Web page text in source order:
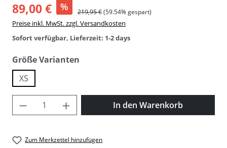
89,00 € % 219,95 €(59.54% gespart)
Preise inkl. MwSt. zzgl. Versandkosten
Sofort verfügbar, Lieferzeit: 1-2 days
Größe Varianten
XS
Produkt Anzahl: Gib den gewünschten
In den Warenkorb
Zum Merkzettel hinzufügen